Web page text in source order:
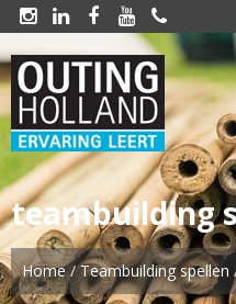
    
teambuilding
Home/Teambuilding spellen